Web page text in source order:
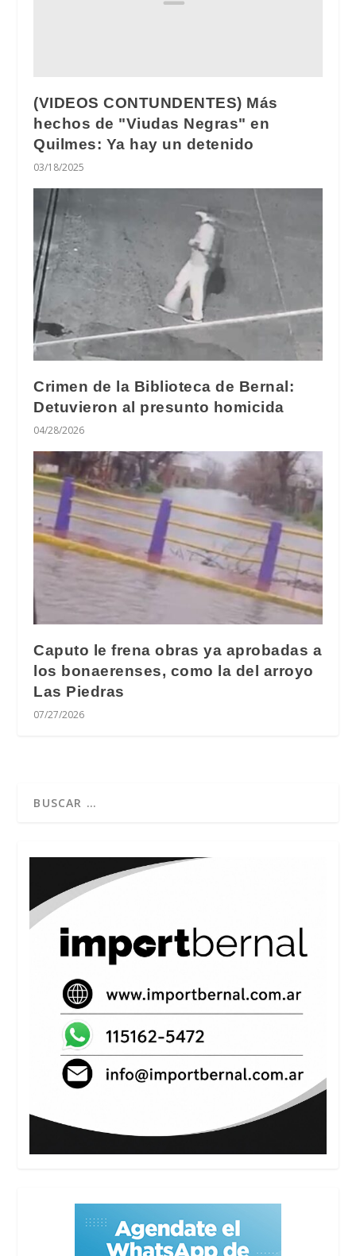
(VIDEOS CONTUNDENTES) Más
hechos de "Viudas Negras" en
Quilmes: Ya hay un detenido
03/18/2025
Crimen de la Biblioteca de Bernal:
Detuvieron al presunto homicida
04/28/2026
Caputo le frena obras ya aprobadas a
los bonaerenses, como la del arroyo
Las Piedras
07/27/2026